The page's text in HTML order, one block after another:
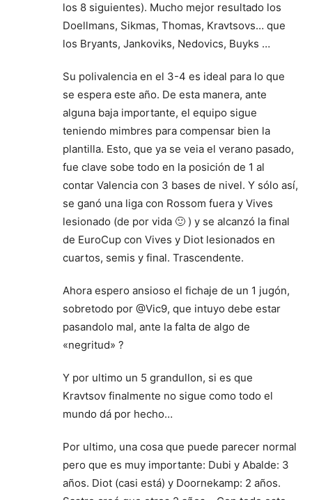
los 8 siguientes). Mucho mejor resultado los
Doellmans, Sikmas, Thomas, Kravtsovs… que
los Bryants, Jankoviks, Nedovics, Buyks …
Su polivalencia en el 3-4 es ideal para lo que
se espera este año. De esta manera, ante
alguna baja importante, el equipo sigue
teniendo mimbres para compensar bien la
plantilla. Esto, que ya se veia el verano pasado,
fue clave sobe todo en la posición de 1 al
contar Valencia con 3 bases de nivel. Y sólo así,
se ganó una liga con Rossom fuera y Vives
lesionado (de por vida 🙂 ) y se alcanzó la final
de EuroCup con Vives y Diot lesionados en
cuartos, semis y final. Trascendente.
Ahora espero ansioso el fichaje de un 1 jugón,
sobretodo por @Vic9, que intuyo debe estar
pasandolo mal, ante la falta de algo de
«negritud» ?
Y por ultimo un 5 grandullon, si es que
Kravtsov finalmente no sigue como todo el
mundo dá por hecho…
Por ultimo, una cosa que puede parecer normal
pero que es muy importante: Dubi y Abalde: 3
años. Diot (casi está) y Doornekamp: 2 años.